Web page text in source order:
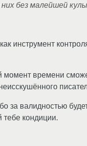
без малейшей
инструмент
времени
за валидностью
кондиции.